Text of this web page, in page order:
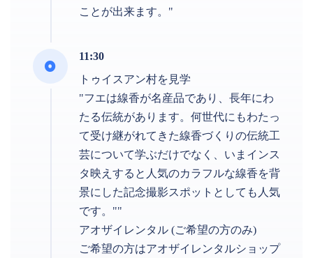
ことが出来ます。"
11:30
トゥイスアン村を見学
"フエは線香が名産品であり、長年にわ
たる伝統があります。何世代にもわたっ
て受け継がれてきた線香づくりの伝統工
芸について学ぶだけでなく、いまインス
タ映えすると人気のカラフルな線香を背
景にした記念撮影スポットとしても人気
です。""
アオザイレンタル (ご希望の方のみ)
ご希望の方はアオザイレンタルショップ